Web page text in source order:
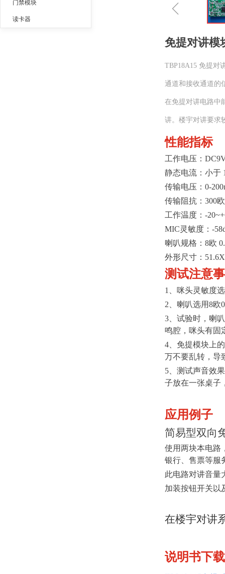
ꁆ
免提对讲模
TBP18A15 免提对
通道和接收通道的
在免提对讲电路中
讲。楼宇对讲要求
性能指标
工作电压：
静态电流：小于
传输电压：0-
传输阻抗：300欧
工作温度：-
MIC灵敏度：-
喇叭规格：8欧
外形尺寸：
测试注意
1、咪头灵敏度
2、喇叭选用8欧
3、试验时，喇
鸣腔，咪头有固
4、免提模块上
万不要乱转，导
5、测试声音效
子放在一张桌子
应用例子
简易型双向
使用两块本电路
银行、售票等服
此电路对讲音量
加装按钮开关以
在楼宇对讲
说明书下载
门禁模块
读卡器